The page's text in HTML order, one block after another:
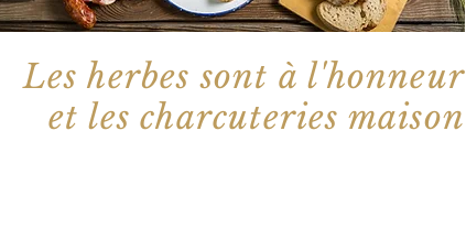
Les herbes sont à l'honneur
et les charcuteries maison